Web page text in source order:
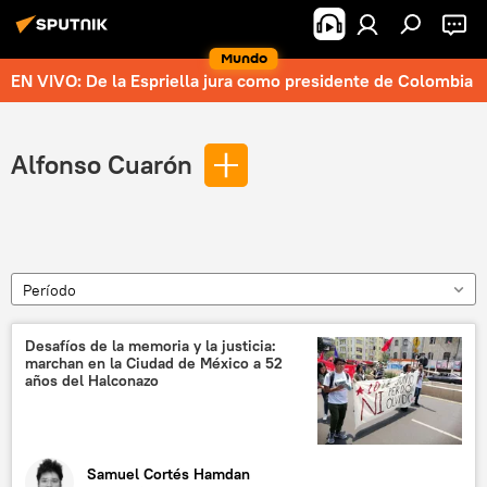
Mundo
EN VIVO: De la Espriella jura como presidente de Colombia
Alfonso Cuarón
Período
Desafíos de la memoria y la justicia:
marchan en la Ciudad de México a 52
años del Halconazo
Samuel Cortés Hamdan